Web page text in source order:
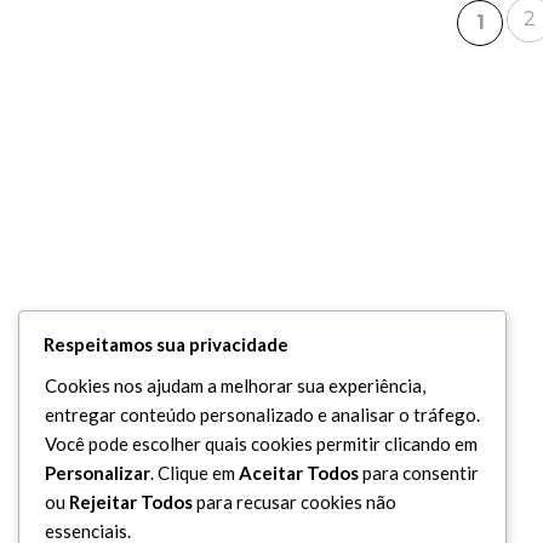
1 2
Respeitamos sua privacidade
Cookies nos ajudam a melhorar sua experiência,
entregar conteúdo personalizado e analisar o tráfego.
Você pode escolher quais cookies permitir clicando em
Personalizar. Clique emAceitar Todospara consentir
ou Rejeitar Todospara recusar cookies não
essenciais.